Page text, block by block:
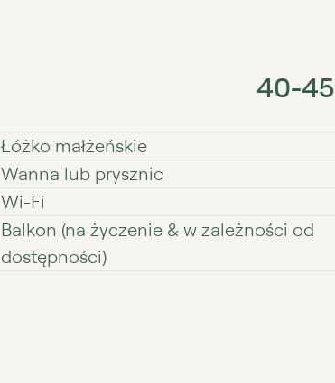
40⁠⁠⁠⁠⁠⁠⁠⁠-⁠⁠⁠⁠⁠⁠⁠⁠45
Łóżko małżeńskie
Wanna lub prysznic
Wi⁠⁠⁠⁠⁠⁠⁠⁠-⁠⁠⁠⁠⁠⁠⁠⁠Fi
Balkon (na życzenie ⁠&⁠ w zależności od
dostępności)